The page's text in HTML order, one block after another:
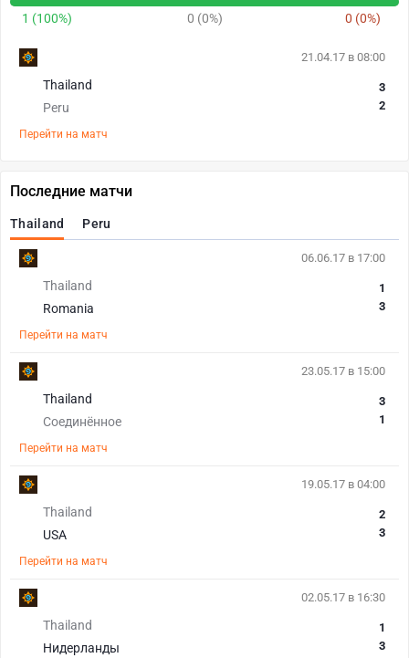
1 (100%) 0 (0%) 0 (0%)
21.04.17 в 08:00
Thailand
Peru
3
2
Перейти на матч
Последние матчи
Thailand Peru
06.06.17 в 17:00
Thailand
Romania
1
3
Перейти на матч
23.05.17 в 15:00
Thailand
Соединённое
3
1
Перейти на матч
19.05.17 в 04:00
Thailand
USA
2
3
Перейти на матч
02.05.17 в 16:30
Thailand
Нидерланды
1
3